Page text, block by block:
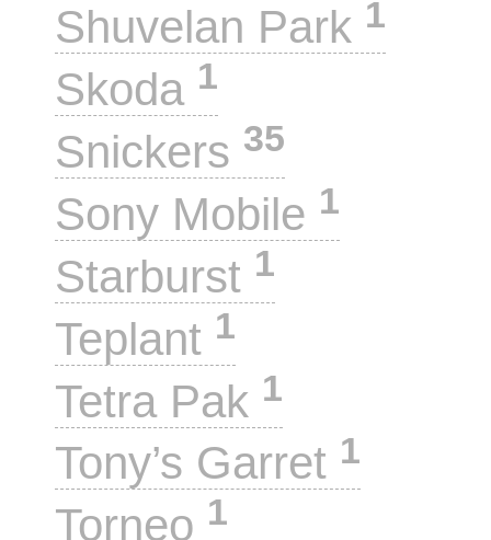
Shuvelan Park 1
Skoda 1
Snickers 35
Sony Mobile 1
Starburst 1
Teplant 1
Tetra Pak 1
Tony’s Garret 1
Torneo 1